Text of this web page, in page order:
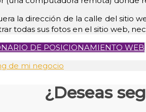
la dirección de la calle del sitio
todas sus fotos en el sitio web,
DE POSICIONAMIENTO WEB
¿Deseas